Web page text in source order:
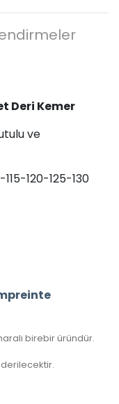
Deri Kemer
ve
120-125-130
birebir üründür.